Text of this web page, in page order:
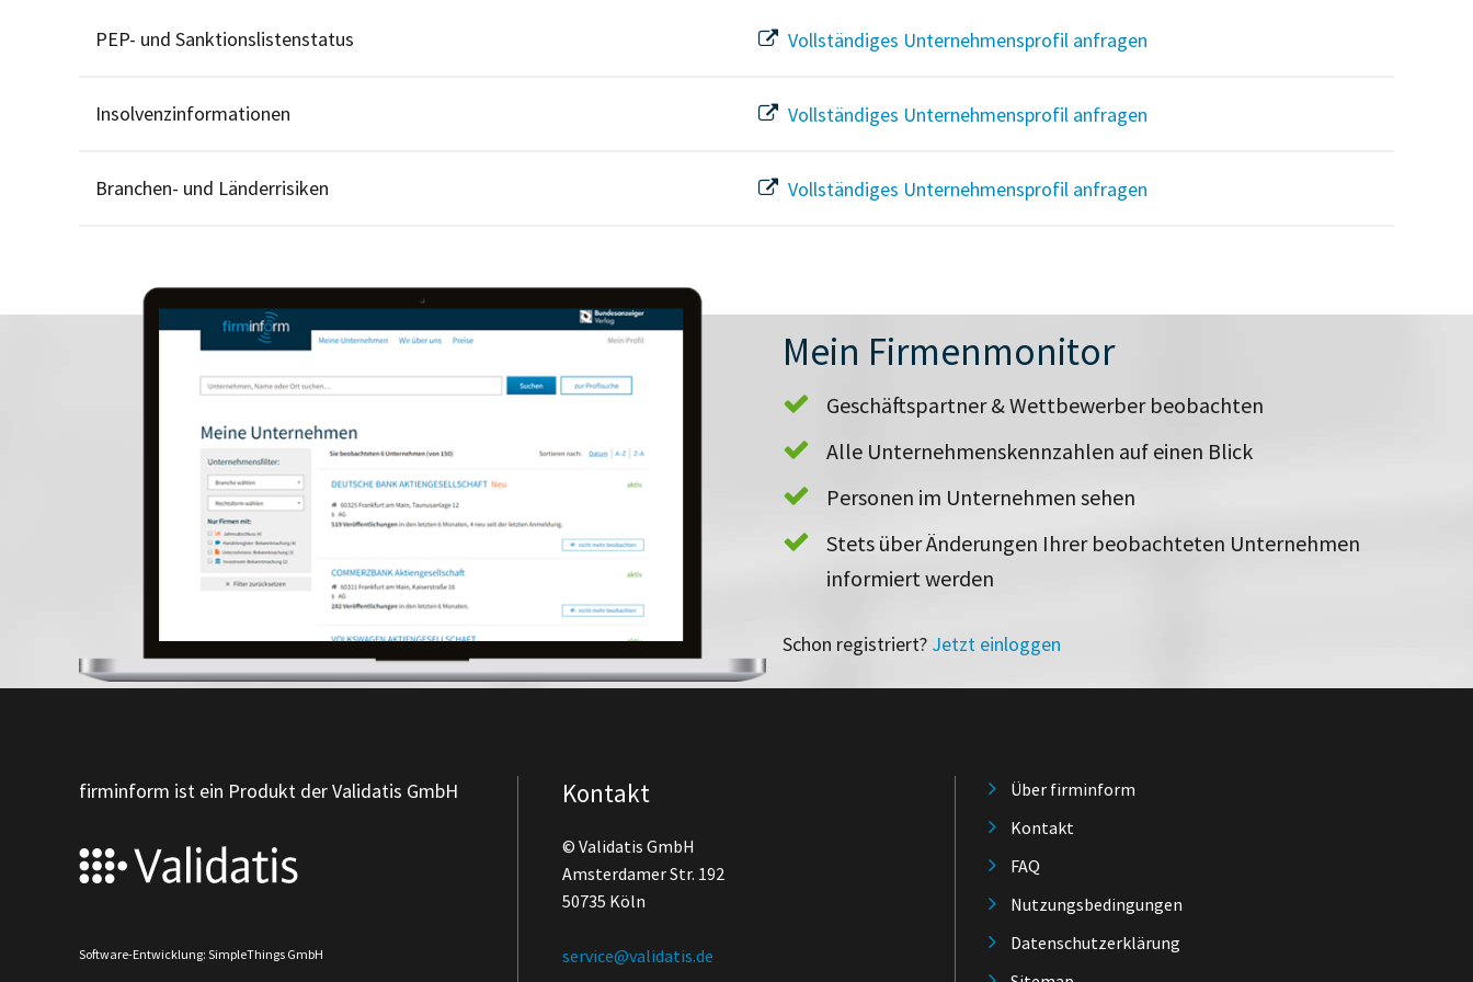
PEP- und Sanktionslistenstatus Vollständiges Unternehmensprofil anfragen
Insolvenzinformationen Vollständiges Unternehmensprofil anfragen
Branchen- und Länderrisiken Vollständiges Unternehmensprofil anfragen
Mein Firmenmonitor
Geschäftspartner & Wettbewerber beobachten
Alle Unternehmenskennzahlen auf einen Blick
Personen im Unternehmen sehen
Stets über Änderungen Ihrer beobachteten Unternehmen
informiert werden
Schon registriert? Jetzt einloggen
firminform ist ein Produkt der Validatis GmbH
Software-Entwicklung: SimpleThings GmbH
Kontakt
© Validatis GmbH
Amsterdamer Str. 192
50735 Köln
service@validatis.de
Über firminform
Kontakt
FAQ
Nutzungsbedingungen
Datenschutzerklärung